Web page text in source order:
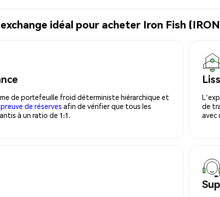
idéal pour acheter Iron Fish
de portefeuille froid déterministe hiérarchique et
preuve de réserves afin de vérifier que tous les
à un ratio de 1:1.
de
avec